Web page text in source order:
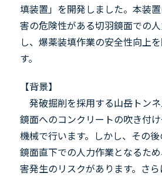
填装置」を開発しました。本装
害の危険性がある切羽鏡面での
し、爆薬装填作業の安全性向上
す。
【背景】
発破掘削を採用する山岳トン
鏡面へのコンクリートの吹き付
機械で行います。しかし、その
鏡面直下での人力作業となるた
害発生のリスクがあります。さ